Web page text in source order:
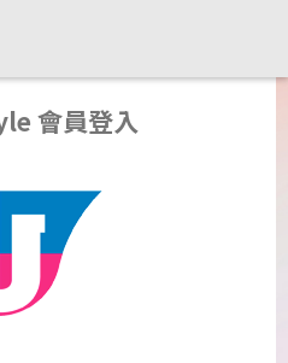
會員登入